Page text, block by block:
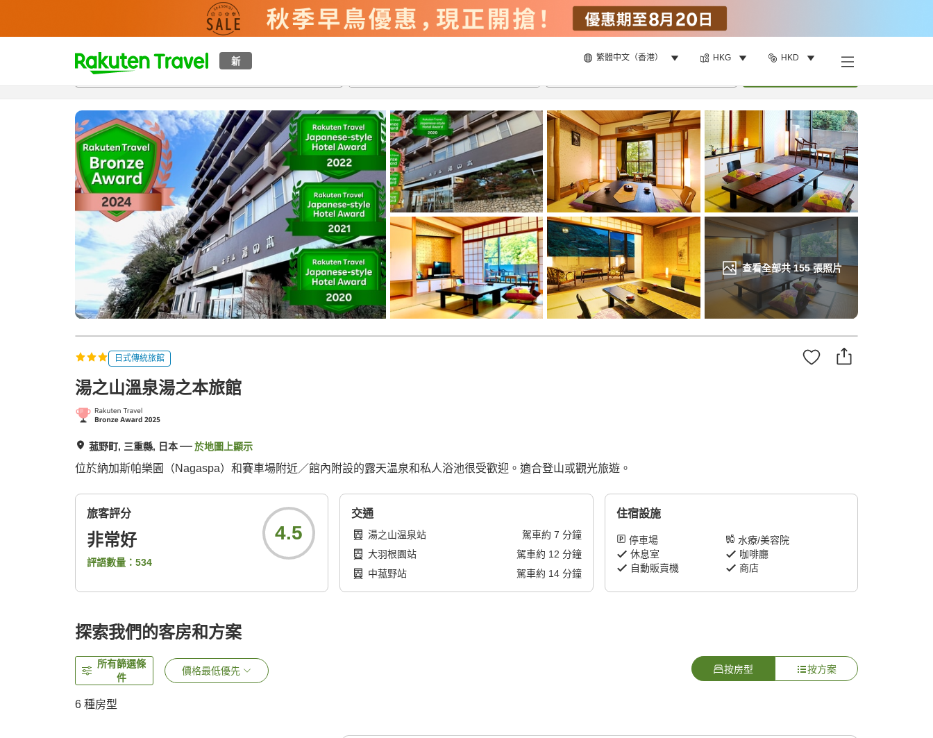
新 繁體中文（香港） HKG HKD
t
p
a
g
e
_
s
e
r
h
查看全部共155張照片
概覽房間及住宿方案 評價特色設施
日式傳統旅館
湯之山溫泉湯之本旅館
菰野町, 三重縣, 日本 於地圖上顯示
位於納加斯帕樂園（Nagaspa）和賽車場附近／館內附設的露天温泉和私人浴池很受歡迎。適合登山或觀光旅遊。
旅客評分
非常好
評語數量： 534
4.5
交通
湯之山温泉站 駕車約 7 分鐘
大羽根園站
駕車約 12 分鐘
中菰野站
駕車約 14分鐘
住宿設施
停車場
水療/美容院
休息室
咖啡廳
自動販賣機
商店
探索我們的客房和方案
所有篩選條
件
價格最低優先 按房型 按方案
6 種房型